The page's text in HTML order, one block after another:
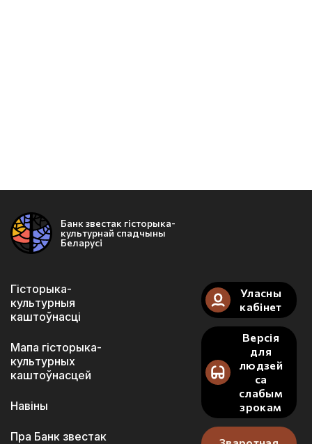
Банк звестак гісторыка-
культурнай спадчыны
Беларусі
Гісторыка-
культурныя
каштоўнасці
Мапа гісторыка-
культурных
каштоўнасцей
Навіны
Пра Банк звестак
Уласны
кабінет
Версія
для
людзей
са
слабым
зрокам